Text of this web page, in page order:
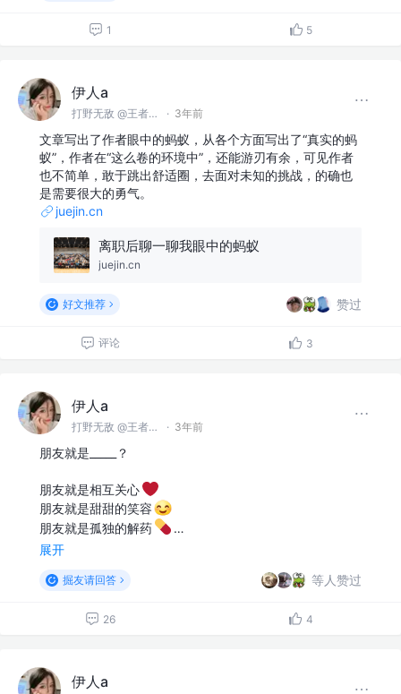
1 5
伊人a
打野无敌 @王者峡谷 · 3年前
文章写出了作者眼中的蚂蚁，从各个方面写出了“真实的蚂
蚁”，作者在“这么卷的环境中”，还能游刃有余，可见作者
也不简单，敢于跳出舒适圈，去面对未知的挑战，的确也
是需要很大的勇气。
juejin.cn
离职后聊一聊我眼中的蚂蚁
juejin.cn
好文推荐 赞过
评论 3
伊人a
打野无敌 @王者峡谷 · 3年前
朋友就是_____？
朋友就是相互关心
朋友就是甜甜的笑容
朋友就是孤独的解药
…
展开
掘友请回答 等人赞过
26 4
伊人a